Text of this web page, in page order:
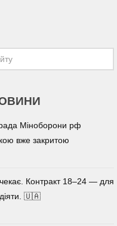
Міноборони рф
вже закритою
Контракт 18–24 — для
діяти. 🇺🇦